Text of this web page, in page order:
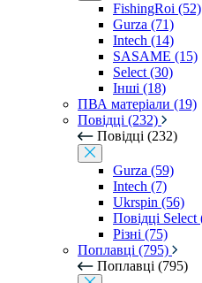
FishingRoi (52)
Gurza (71)
Intech (14)
SASAME (15)
Select (30)
Інші (18)
ПВА матеріали (19)
Повідці (232)
Повідці (232)
Gurza (59)
Intech (7)
Ukrspin (56)
Повідці Select
Різні (75)
Поплавці (795)
Поплавці (795)